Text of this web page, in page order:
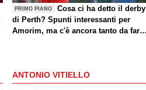
PRIMO PIANO
Cosa ci ha detto il derby
di Perth? Spunti interessanti per
Amorim, ma c'è ancora tanto da fare
ANTONIO VITIELLO